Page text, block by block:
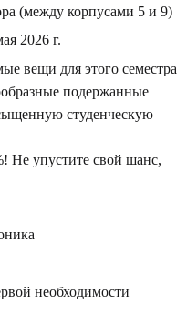
(между корпусами 5 и 9)
2026 г.
вещи для этого семестра
подержанные
студенческую
Не упустите свой шанс,
необходимости